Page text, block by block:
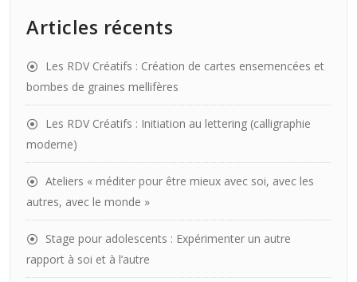
Articles récents
Les RDV Créatifs : Création de cartes ensemencées et
bombes de graines mellifères
Les RDV Créatifs : Initiation au lettering (calligraphie
moderne)
Ateliers « méditer pour être mieux avec soi, avec les
autres, avec le monde »
Stage pour adolescents : Expérimenter un autre
rapport à soi et à l’autre